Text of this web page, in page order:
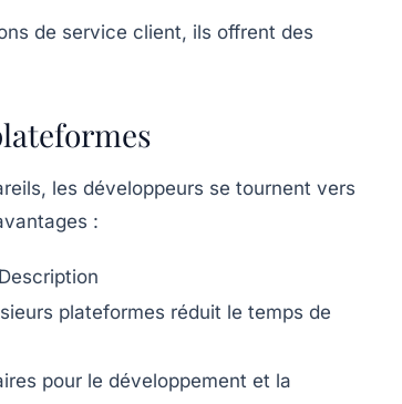
de service client, ils offrent des
les développeurs se tournent vers
:
Description
plateformes réduit le temps de
pour le développement et la